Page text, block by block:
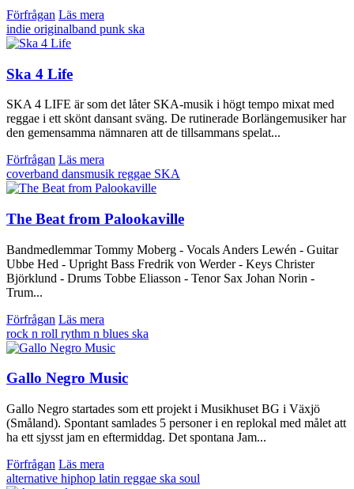
Förfrågan Läs mera
indie originalband punk ska
Ska 4 Life
SKA 4 LIFE är som det låter SKA-musik i högt tempo mixat med
reggae i ett skönt dansant sväng. De rutinerade Borlängemusiker har
den gemensamma nämnaren att de tillsammans spelat...
Förfrågan Läs mera
coverband dansmusik reggae SKA
The Beat from Palookaville
Bandmedlemmar Tommy Moberg - Vocals Anders Lewén - Guitar
Ubbe Hed - Upright Bass Fredrik von Werder - Keys Christer
Björklund - Drums Tobbe Eliasson - Tenor Sax Johan Norin -
Trum...
Förfrågan Läs mera
rock n roll rythm n blues ska
Gallo Negro Music
Gallo Negro startades som ett projekt i Musikhuset BG i Växjö
(Småland). Spontant samlades 5 personer i en replokal med målet att
ha ett sjysst jam en eftermiddag. Det spontana Jam...
Förfrågan Läs mera
alternative hiphop latin reggae ska soul